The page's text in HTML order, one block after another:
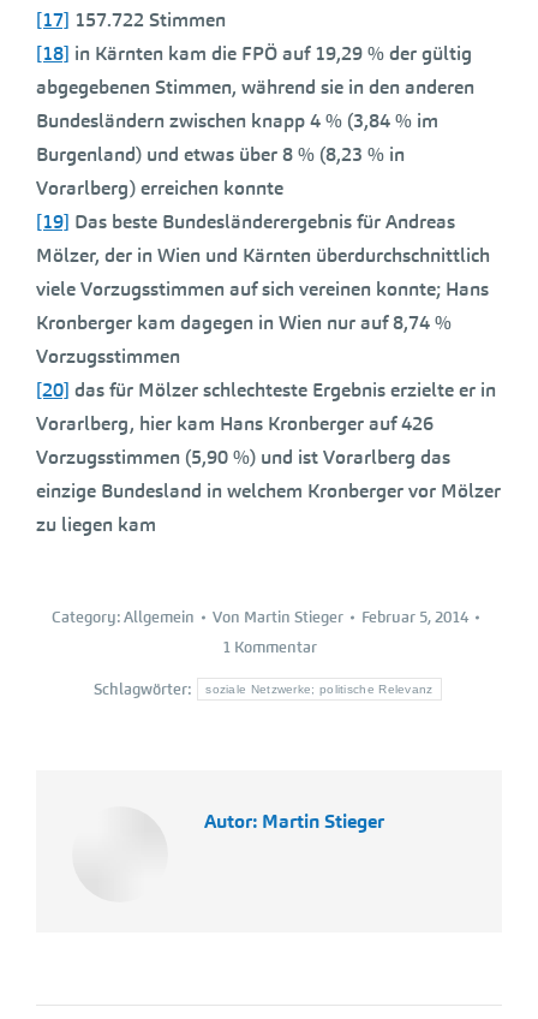
[17] 157.722 Stimmen
[18] in Kärnten kam die FPÖ auf 19,29 % der gültig
abgegebenen Stimmen, während sie in den anderen
Bundesländern zwischen knapp 4 % (3,84 % im
Burgenland) und etwas über 8 % (8,23 % in
Vorarlberg) erreichen konnte
[19] Das beste Bundesländerergebnis für Andreas
Mölzer, der in Wien und Kärnten überdurchschnittlich
viele Vorzugsstimmen auf sich vereinen konnte; Hans
Kronberger kam dagegen in Wien nur auf 8,74 %
Vorzugsstimmen
[20] das für Mölzer schlechteste Ergebnis erzielte er in
Vorarlberg, hier kam Hans Kronberger auf 426
Vorzugsstimmen (5,90 %) und ist Vorarlberg das
einzige Bundesland in welchem Kronberger vor Mölzer
zu liegen kam
Category:Allgemein Von Martin Stieger
Februar 5, 2014
1 Kommentar
Schlagwörter: soziale Netzwerke; politische Relevanz
Autor: Martin Stieger